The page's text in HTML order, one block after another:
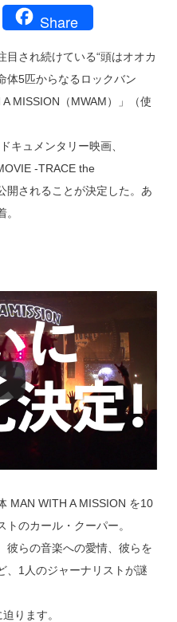
F
Share
され続けている“頭はオオカ
体5匹からなるロックバン
MISSION（MWAM）」（使
キュメンタリー映画、
-TRACE the
開されることが決定した。あ
MAN WITH A MISSION を10
のカール・クーパー。
彼らの音楽への愛情、彼らを
、1人のジャーナリストが謎
ります。